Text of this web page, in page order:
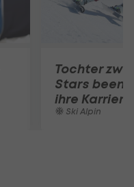
Tochter
Stars
ihre Karriere
Ski Alpin